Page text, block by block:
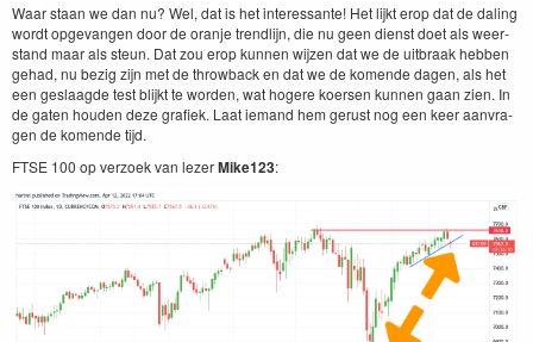
Waar staan we dan nu? Wel, dat is het inter­es­sante! Het lijkt erop dat de dal­ing
wordt opgevan­gen door de oran­je trendli­jn, die nu geen dienst doet als weer­
stand maar als ste­un. Dat zou erop kun­nen wijzen dat we de uit­braak hebben
gehad, nu bezig zijn met de throw­back en dat we de komende dagen, als het
een ges­laagde test blijkt te wor­den, wat hogere koersen kun­nen gaan zien. In
de gat­en houden deze grafiek. Laat iemand hem gerust nog een keer aan­vra­
gen de komende tijd.
FTSE 100 op ver­zoek van lez­erMike123: